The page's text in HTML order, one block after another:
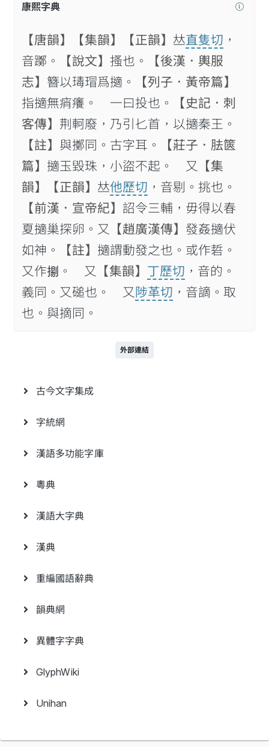
康熙字典
【唐韻】 【集韻】 【正韻】 𠀤直隻切 ，
音躑。
【說文】 搔也。
【後漢．輿服
志】 簪以瑇瑁爲擿。
【列子．黃帝篇】
指擿無痟癢。 一曰投也。
【史記．刺
客傳】 荆軻廢，乃引𠤎首，以擿秦王。
【註】 與擲同。古字耳。
【莊子．胠篋
篇】 擿玉毀珠，小盜不起。 又
【集
韻】
【正韻】 𠀤他歷切 ，音剔。挑也。
【前漢．宣帝紀】 詔令三輔，毋得以春
夏擿巢探卵。又
【趙廣漢傳】 發姦擿伏
如神。
【註】 擿謂動發之也。或作硩。
又作𢱦。 又
【集韻】 丁歷切 ，音的。
義同。又磓也。 又陟革切 ，音謫。取
也。與摘同。
外部連結
古今文字集成
字統網
漢語多功能字庫
粵典
漢語大字典
漢典
重編國語辭典
韻典網
異體字字典
GlyphWiki
Unihan